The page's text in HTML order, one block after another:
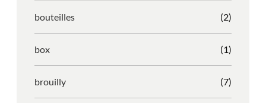
bouteilles (2)
box (1)
brouilly (7)